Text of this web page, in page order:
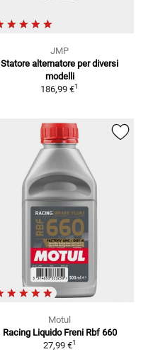
JMP
Statore alternatore per diversi
modelli
186,99 €1
Motul
Racing Liquido Freni Rbf 660
27,99 €1